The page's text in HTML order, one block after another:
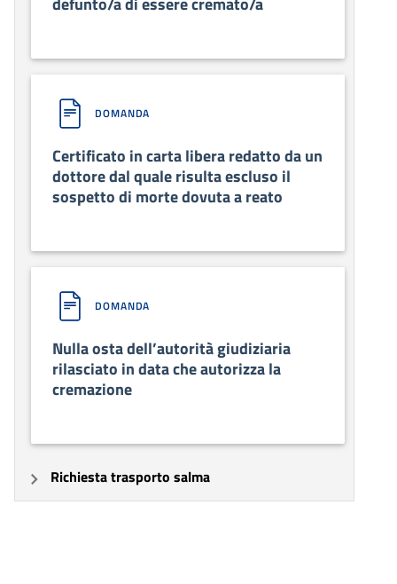
DOMANDA
Certificato in carta libera redatto da un
dottore dal quale risulta escluso il
sospetto di morte dovuta a reato
DOMANDA
Nulla osta dell’autorità giudiziaria
rilasciato in data che autorizza la
cremazione
Richiesta trasporto salma